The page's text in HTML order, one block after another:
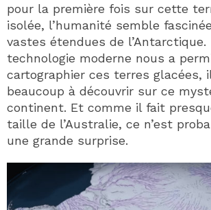
pour la première fois sur cette
isolée, l’humanité semble
vastes étendues de l’Antarctique.
technologie moderne nous a
cartographier ces terres glacées,
beaucoup à découvrir sur ce
continent. Et comme il fait
taille de l’Australie, ce n’est
une grande surprise.